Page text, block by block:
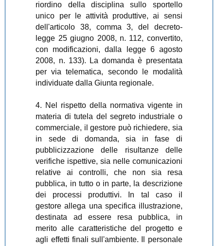
riordino della disciplina sullo sportello
unico per le attività produttive, ai sensi
dell'articolo 38, comma 3, del decreto-
legge 25 giugno 2008, n. 112, convertito,
con modificazioni, dalla legge 6 agosto
2008, n. 133). La domanda è presentata
per via telematica, secondo le modalità
individuate dalla Giunta regionale.
4. Nel rispetto della normativa vigente in
materia di tutela del segreto industriale o
commerciale, il gestore può richiedere, sia
in sede di domanda, sia in fase di
pubblicizzazione delle risultanze delle
verifiche ispettive, sia nelle comunicazioni
relative ai controlli, che non sia resa
pubblica, in tutto o in parte, la descrizione
dei processi produttivi. In tal caso il
gestore allega una specifica illustrazione,
destinata ad essere resa pubblica, in
merito alle caratteristiche del progetto e
agli effetti finali sull'ambiente. Il personale